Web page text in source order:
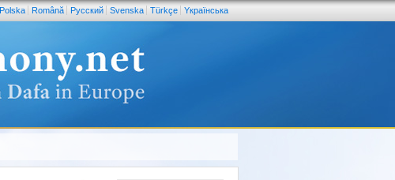
Polska Română Pусский Svenska Türkçe Yкраїнська